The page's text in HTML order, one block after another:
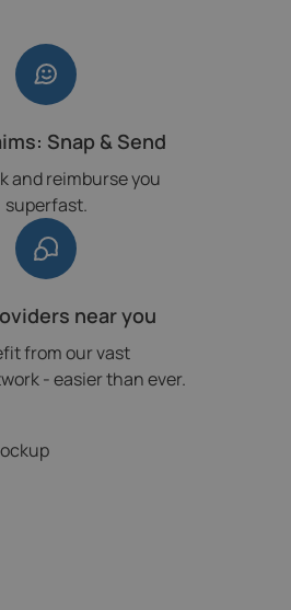
Snap & Send
and reimburse you
superfast.
near you
from our vast
- easier than ever.